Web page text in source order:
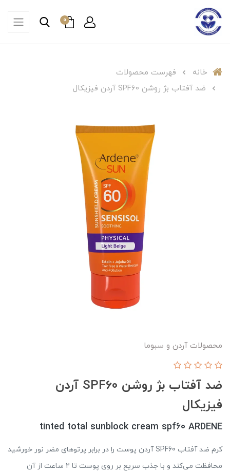
0
خانه
فهرست محصولات
ضد آفتاب بژ روشن SPF60 آردن فیزیکال
محصولات آردن و سبوما
ضد آفتاب بژ روشن SPF60 آردن
فیزیکال
tinted total sunblock cream spf60 ARDENE
کرم ضد آفتاب SPF60 آردن پوست را در برابر پرتوهای مضر نور خورشید
محافظت می‌کند و با جذب سریع بر روی پوست تا 2 ساعت از آن